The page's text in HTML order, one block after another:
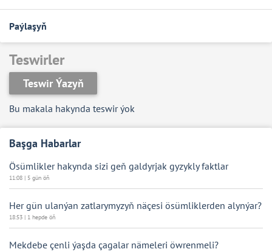
Paýlaşyň
Başga Habarlar
Ösümlikler hakynda sizi geň galdyrjak gyzykly faktlar
11:08 | 5 gün öň
Her gün ulanýan zatlarymyzyň näçesi ösümliklerden alynýar?
18:53 | 1 hepde öň
Mekdebe çenli ýaşda çagalar nämeleri öwrenmeli?
Teswirler
Teswir Ýazyň
Bu makala hakynda teswir ýok